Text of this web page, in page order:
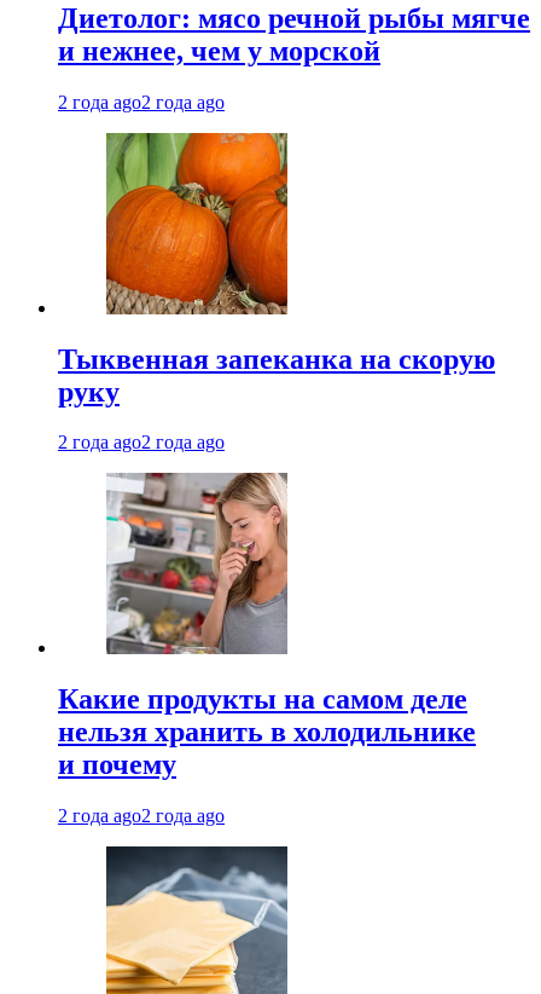
Диетолог: мясо речной рыбы мягче
и нежнее, чем у морской
2 года ago2 года ago
Тыквенная запеканка на скорую
руку
2 года ago2 года ago
Какие продукты на самом деле
нельзя хранить в холодильнике
и почему
2 года ago2 года ago